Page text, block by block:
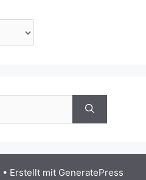
• Erstellt mit GeneratePress